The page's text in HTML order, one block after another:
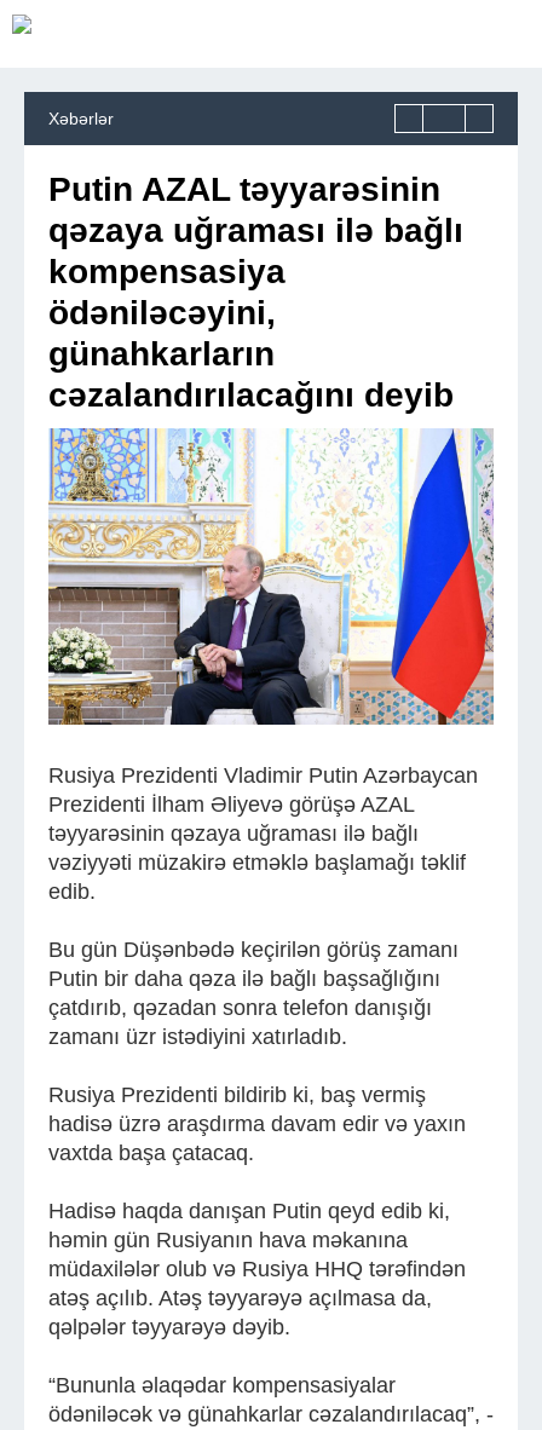
Xəbərlər
Putin AZAL təyyarəsinin
qəzaya uğraması ilə bağlı
kompensasiya
ödəniləcəyini,
günahkarların
cəzalandırılacağını deyib
Rusiya Prezidenti Vladimir Putin Azərbaycan
Prezidenti İlham Əliyevə görüşə AZAL
təyyarəsinin qəzaya uğraması ilə bağlı
vəziyyəti müzakirə etməklə başlamağı təklif
edib.
Bu gün Düşənbədə keçirilən görüş zamanı
Putin bir daha qəza ilə bağlı başsağlığını
çatdırıb, qəzadan sonra telefon danışığı
zamanı üzr istədiyini xatırladıb.
Rusiya Prezidenti bildirib ki, baş vermiş
hadisə üzrə araşdırma davam edir və yaxın
vaxtda başa çatacaq.
Hadisə haqda danışan Putin qeyd edib ki,
həmin gün Rusiyanın hava məkanına
müdaxilələr olub və Rusiya HHQ tərəfindən
atəş açılıb. Atəş təyyarəyə açılmasa da,
qəlpələr təyyarəyə dəyib.
“Bununla əlaqədar kompensasiyalar
ödəniləcək və günahkarlar cəzalandırılacaq”, -